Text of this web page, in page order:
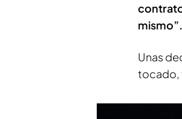
mismo”.
Unas
tocado,